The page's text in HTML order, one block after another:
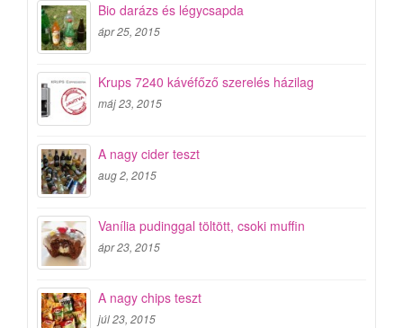
Bio darázs és légycsapda
ápr 25, 2015
Krups 7240 kávéfőző szerelés házilag
máj 23, 2015
A nagy cider teszt
aug 2, 2015
Vanília pudinggal töltött, csoki muffin
ápr 23, 2015
A nagy chips teszt
júl 23, 2015